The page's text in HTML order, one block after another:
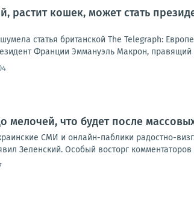
растит кошек, может стать
статья британской The Telegraph:
Франции Эммануэль Макрон, правящий
мелочей, что будет после
СМИ и онлайн-паблики радостно-
Зеленский. Особый восторг